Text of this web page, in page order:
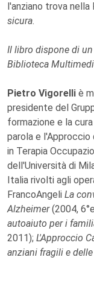
l'anziano trova nella
sicura.
Il libro dispone di
Biblioteca
Pietro Vigorelli è
presidente del
formazione e la
parola e
in Terapia
dell'Università di
Italia rivolti agli
FrancoAngeli La
Alzheimer(2004,
autoaiuto per i
2011); L'Approccio
anziani fragili e